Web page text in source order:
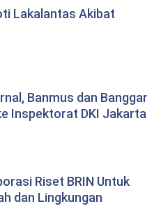
Lakalantas Akibat
Banmus dan Banggar
Inspektorat DKI Jakarta
Riset BRIN Untuk
dan Lingkungan